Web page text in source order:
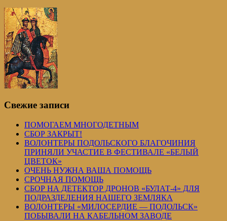
Свежие записи
ПОМОГАЕМ МНОГОДЕТНЫМ
СБОР ЗАКРЫТ!
ВОЛОНТЕРЫ ПОДОЛЬСКОГО БЛАГОЧИНИЯ
ПРИНЯЛИ УЧАСТИЕ В ФЕСТИВАЛЕ «БЕЛЫЙ
ЦВЕТОК»
ОЧЕНЬ НУЖНА ВАША ПОМОЩЬ
СРОЧНАЯ ПОМОЩЬ
СБОР НА ДЕТЕКТОР ДРОНОВ «БУЛАТ-4» ДЛЯ
ПОДРАЗДЕЛЕНИЯ НАШЕГО ЗЕМЛЯКА
ВОЛОНТЕРЫ «МИЛОСЕРДИЕ — ПОДОЛЬСК»
ПОБЫВАЛИ НА КАБЕЛЬНОМ ЗАВОДЕ